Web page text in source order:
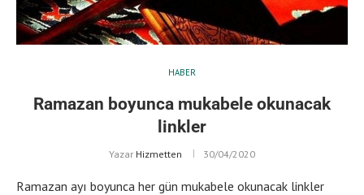
HABER
Ramazan boyunca mukabele okunacak
linkler
Yazar Hizmetten 30/04/2020
Ramazan ayı boyunca her gün mukabele okunacak linkler